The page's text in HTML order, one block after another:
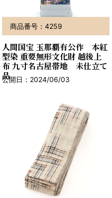
商品番号：4259
人間国宝 玉那覇有公作 本紅
型染 重要無形文化財 越後上
布 九寸名古屋帯地 未仕立て
品
公開日：2024/06/03